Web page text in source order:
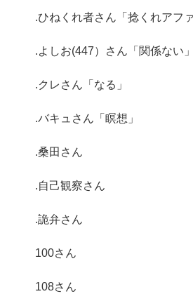
.ひねくれ者さん「捻くれアファ
.よしお(447）さん「関係ない」
.クレさん「なる」
.バキュさん「瞑想」
.桑田さん
.自己観察さん
.詭弁さん
100さん
108さん